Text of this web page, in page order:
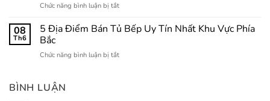
Nhỏ
Dưới
Thiết
Thất
Căn
Thông
Bếp
Chức năng bình luận bị tắtở
Mí
Quyết
08
Th6
5 Địa Điểm Bán Tủ Bếp Uy Tín Nhất Khu Vực Phía
Bắc
Chức năng bình luận bị tắtở
BÌNH LUẬN